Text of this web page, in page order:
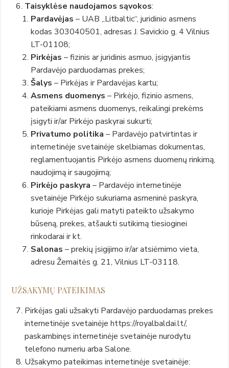
Taisyklėse naudojamos sąvokos:
Pardavėjas – UAB „Litbaltic“, juridinio asmens
kodas 303040501, adresas J. Savickio g. 4 Vilnius
LT-01108;
Pirkėjas – fizinis ar juridinis asmuo, įsigyjantis
Pardavėjo parduodamas prekes;
Šalys– Pirkėjas ir Pardavėjas kartu;
Asmens duomenys – Pirkėjo, fizinio asmens,
pateikiami asmens duomenys, reikalingi prekėms
įsigyti ir/ar Pirkėjo paskyrai sukurti;
Privatumo politika – Pardavėjo patvirtintas ir
internetinėje svetainėje skelbiamas dokumentas,
reglamentuojantis Pirkėjo asmens duomenų rinkimą,
naudojimą ir saugojimą;
Pirkėjo paskyra – Pardavėjo internetinėje
svetainėje Pirkėjo sukuriama asmeninė paskyra,
kurioje Pirkėjas gali matyti pateikto užsakymo
būseną, prekes, atšaukti sutikimą tiesioginei
rinkodarai ir kt.
Salonas– prekių įsigijimo ir/ar atsiėmimo vieta,
adresu Žemaitės g. 21, Vilnius LT-03118.
UŽSAKYMŲ PATEIKIMAS
Pirkėjas gali užsakyti Pardavėjo parduodamas prekes
internetinėje svetainėje https://royalbaldai.lt/,
paskambinęs internetinėje svetainėje nurodytu
telefono numeriu arba Salone.
Užsakymo pateikimas internetinėje svetainėje: